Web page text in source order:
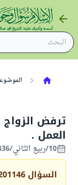
ترفض
العمل .
10/ربيع الثاني/1436 الموافق 30/يناير/2015
السؤال